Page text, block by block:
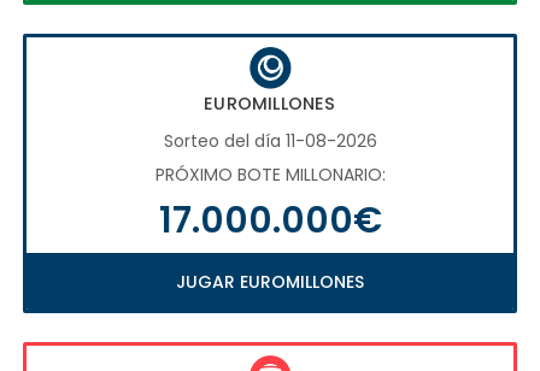
EUROMILLONES
Sorteo del día 11-08-2026
PRÓXIMO BOTE MILLONARIO:
17.000.000€
JUGAR EUROMILLONES